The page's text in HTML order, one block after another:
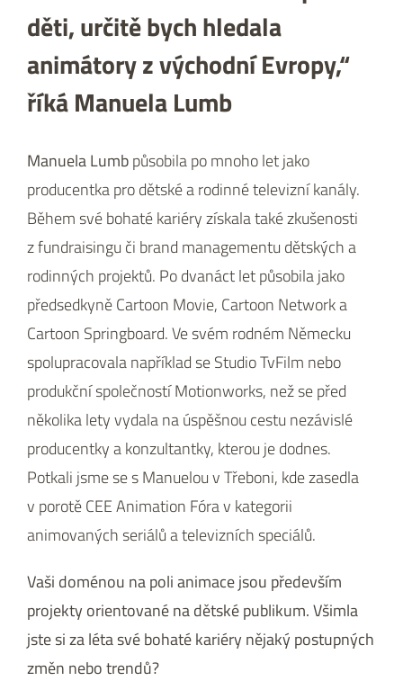
děti, určitě bych hledala
animátory z východní Evropy,“
říká Manuela Lumb
Manuela Lumbpůsobila po mnoho let jako
producentka pro dětské a rodinné televizní kanály.
Během své bohaté kariéry získala také zkušenosti
z fundraisingu či brand managementu dětských a
rodinných projektů. Po dvanáct let působila jako
předsedkyně Cartoon Movie, Cartoon Network a
Cartoon Springboard. Ve svém rodném Německu
spolupracovala například se Studio TvFilm nebo
produkční společností Motionworks, než se před
několika lety vydala na úspěšnou cestu nezávislé
producentky a konzultantky, kterou je dodnes.
Potkali jsme se s Manuelou v Třeboni, kde zasedla
v porotě CEE Animation Fóra v kategorii
animovaných seriálů a televizních speciálů.
Vaši doménou na poli animace jsou především
projekty orientované na dětské publikum. Všimla
jste si za léta své bohaté kariéry nějaký postupných
změn nebo trendů?